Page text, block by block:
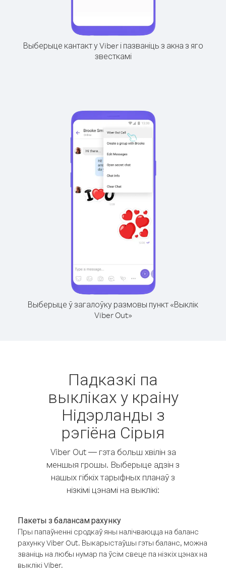
Выберыце кантакт у Viber і пазваніць з акна з яго
звесткамі
Выберыце ў загалоўку размовы пункт «Выклік
Viber Out»
Падказкі па
выкліках у краіну
Нідэрланды з
рэгіёна Сірыя
Viber Out — гэта больш хвілін за
меншыя грошы. Выберыце адзін з
нашых гібкіх тарыфных планаў з
нізкімі цэнамі на выклікі:
Пакеты з балансам рахунку
Пры папаўненні сродкаў яны налічваюцца на баланс
рахунку Viber Out. Выкарыстаўшы гэты баланс, можна
званіць на любы нумар па ўсім свеце па нізкіх цэнах на
выклікі Viber.